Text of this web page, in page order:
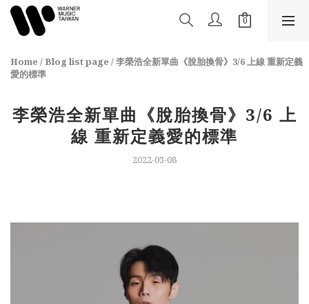
Home / Blog list page /李榮浩全新單曲《脫胎換骨》3/6 上線 重新定義
愛的標準
李榮浩全新單曲《脫胎換骨》3/6 上
線 重新定義愛的標準
2022-03-08